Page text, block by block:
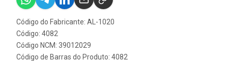
Código do Fabricante: AL-1020
Código: 4082
Código NCM: 39012029
Código de Barras do Produto: 4082